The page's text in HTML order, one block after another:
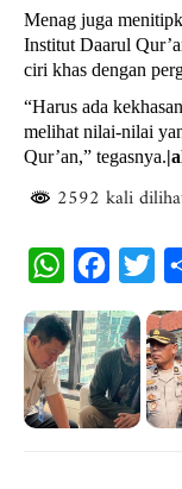
Menag juga
Institut Daarul
ciri khas dengan
“Harus ada
melihat nilai-nilai
Qur’an,” tegasnya.
2592 kali
W
a
t
s
c
e
b
i
t
t